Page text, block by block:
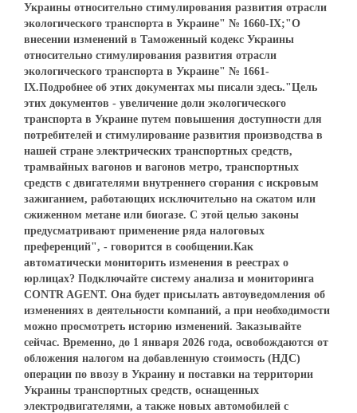
Украины относительно стимулирования развития отрасли
экологического транспорта в Украине" № 1660-ІХ;"О
внесении изменений в Таможенный кодекс Украины
относительно стимулирования развития отрасли
экологического транспорта в Украине" № 1661-
ІХ.Подробнее об этих документах мы писали здесь."Цель
этих документов - увеличение доли экологического
транспорта в Украине путем повышения доступности для
потребителей и стимулирование развития производства в
нашей стране электрических транспортных средств,
трамвайных вагонов и вагонов метро, транспортных
средств с двигателями внутреннего сгорания с искровым
зажиганием, работающих исключительно на сжатом или
сжиженном метане или биогазе. С этой целью законы
предусматривают применение ряда налоговых
преференций", - говорится в сообщении.Как
автоматически мониторить изменения в реестрах о
юрлицах? Подключайте систему анализа и мониторинга
CONTR AGENT. Она будет присылать автоуведомления об
изменениях в деятельности компаний, а при необходимости
можно просмотреть историю изменений. Заказывайте
сейчас. Временно, до 1 января 2026 года, освобождаются от
обложения налогом на добавленную стоимость (НДС)
операции по ввозу в Украину и поставки на территории
Украины транспортных средств, оснащенных
электродвигателями, а также новых автомобилей с